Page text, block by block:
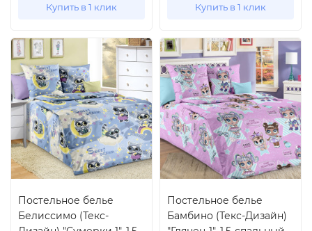
Купить в 1 клик Купить в 1 клик
Постельное белье
Белиссимо (Текс-
Постельное белье
Бамбино (Текс-Дизайн)